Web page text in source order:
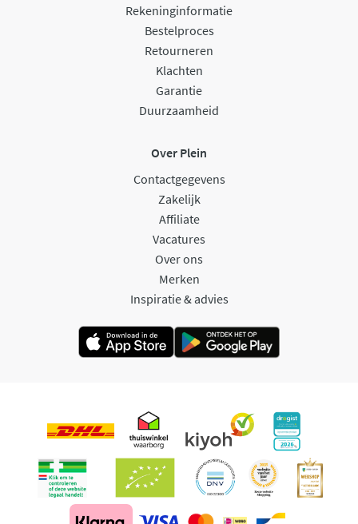
Rekeninginformatie
Bestelproces
Retourneren
Klachten
Garantie
Duurzaamheid
Over Plein
Contactgegevens
Zakelijk
Affiliate
Vacatures
Over ons
Merken
Inspiratie & advies